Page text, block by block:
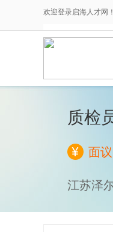
欢迎登录启海人才网
质检
面议
江苏泽